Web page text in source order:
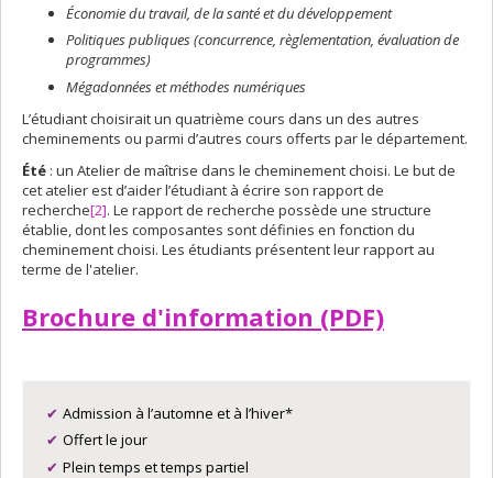
Économie du travail, de la santéet du développement
Politiques publiques (concurrence, règlementation, évaluation de
programmes)
Mégadonnées et méthodes numériques
L’étudiant choisirait un quatrième cours dans un des autres
cheminements ou parmi d’autres cours offerts par le département.
Été : un Atelier de maîtrise dans le cheminement choisi. Le but de
cet atelier est d’aider l’étudiant à écrire son rapport de
recherche[2]. Le rapport de recherche possède une structure
établie, dont les composantes sont définies en fonction du
cheminement choisi. Les étudiants présentent leur rapport au
terme de l'atelier.
Brochure d'information (PDF)
Admission à l’automne et à l’hiver*
Offert le jour
Plein temps et temps partiel